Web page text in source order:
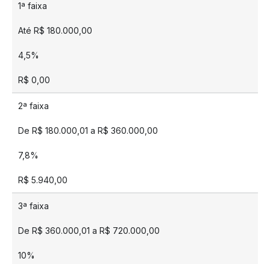
1ª faixa
Até R$ 180.000,00
4,5%
R$ 0,00
2ª faixa
De R$ 180.000,01 a R$ 360.000,00
7,8%
R$ 5.940,00
3ª faixa
De R$ 360.000,01 a R$ 720.000,00
10%